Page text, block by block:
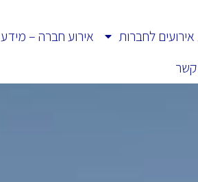
לחברות אירוע חברה – מידע
קשר